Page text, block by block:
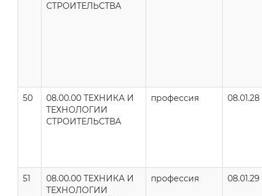
СТРОИТЕЛЬСТВА
50
08.00.00 ТЕХНИКА И
ТЕХНОЛОГИИ
СТРОИТЕЛЬСТВА
профессия 08.01.28
51
08.00.00 ТЕХНИКА И
ТЕХНОЛОГИИ
профессия 08.01.29